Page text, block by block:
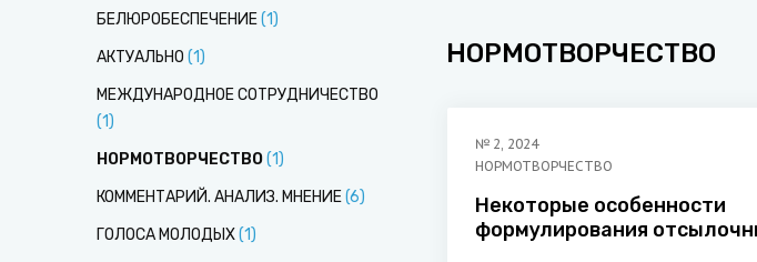
БЕЛЮРОБЕСПЕЧЕНИЕ(1)
АКТУАЛЬНО (1)
МЕЖДУНАРОДНОЕ СОТРУДНИЧЕСТВО
(1)
НОРМОТВОРЧЕСТВО(1)
КОММЕНТАРИЙ. АНАЛИЗ. МНЕНИЕ(6)
ГОЛОСА МОЛОДЫХ(1)
НОРМОТВОРЧЕСТВО
№ 2, 2024
НОРМОТВОРЧЕСТВО
Некоторые особенности
формулирования